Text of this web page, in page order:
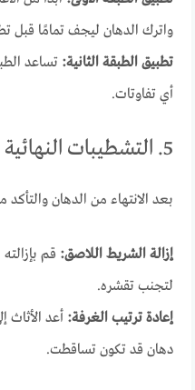
واترك الدهان ليجف تمامًا قبل
تطبيق الطبقة الثانية: تساعد
أي تفاوتات.
5. التشطيبات النهائية
بعد الانتهاء من الدهان
إزالة الشريط اللاصق: قم
لتجنب تقشره.
إعادة ترتيب الغرفة: أعد
دهان قد تكون تساقطت.